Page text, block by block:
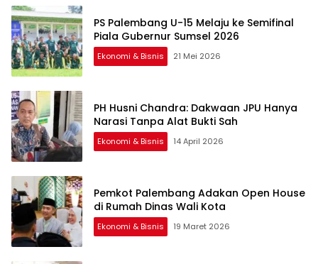
PS Palembang U-15 Melaju ke Semifinal
Piala Gubernur Sumsel 2026
Ekonomi & Bisnis 21 Mei 2026
PH Husni Chandra: Dakwaan JPU Hanya
Narasi Tanpa Alat Bukti Sah
Ekonomi & Bisnis 14 April 2026
Pemkot Palembang Adakan Open House
di Rumah Dinas Wali Kota
Ekonomi & Bisnis 19 Maret 2026